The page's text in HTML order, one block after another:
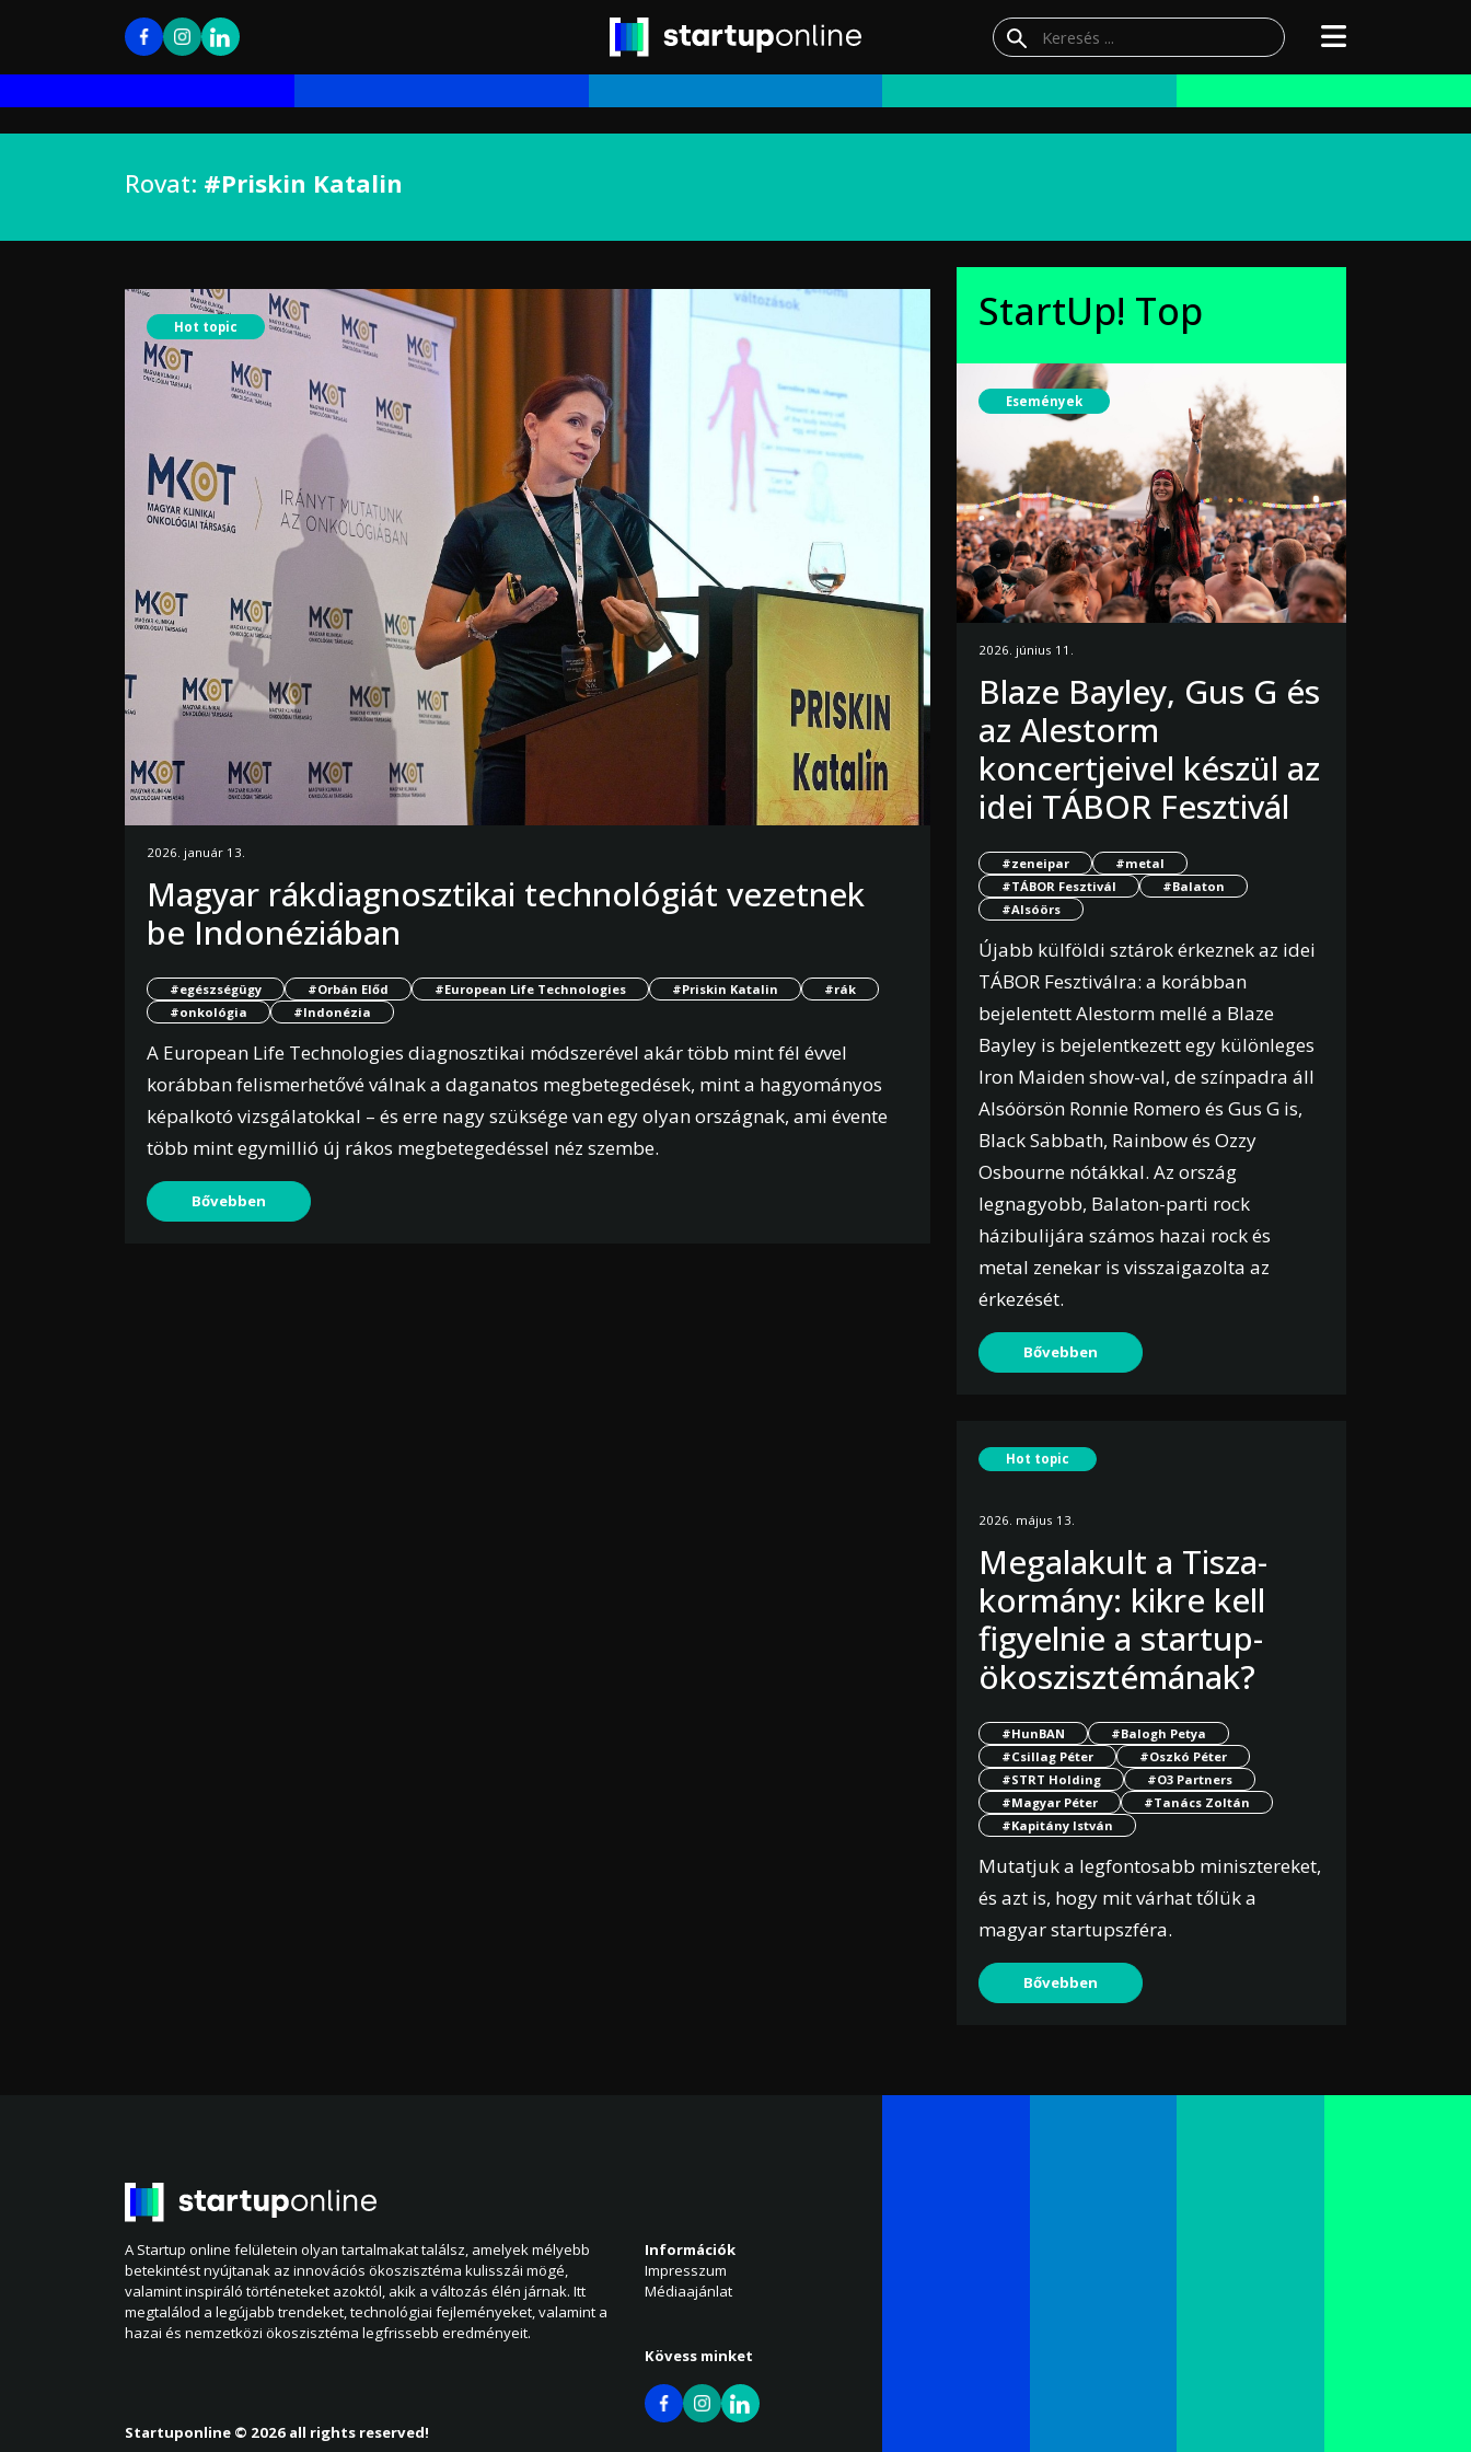
Rovat: #Priskin Katalin
Hot topic
2026. január 13.
Magyar rákdiagnosztikai technológiát vezetnek
be Indonéziában
#egészségügy #Orbán Előd #European Life Technologies #Priskin Katalin
#rák
#onkológia
#Indonézia
A European Life Technologies diagnosztikai módszerével akár több mint fél évvel
korábban felismerhetővé válnak a daganatos megbetegedések, mint a hagyományos
képalkotó vizsgálatokkal – és erre nagy szüksége van egy olyan országnak, ami évente
több mint egymillió új rákos megbetegedéssel néz szembe.
Bővebben
StartUp! Top
Események
2026. június 11.
Blaze Bayley, Gus G és
az Alestorm
koncertjeivel készül az
idei TÁBOR Fesztivál
#zeneipar
#metal
#TÁBOR Fesztivál
#Balaton
#Alsóörs
Újabb külföldi sztárok érkeznek az idei
TÁBOR Fesztiválra: a korábban
bejelentett Alestorm mellé a Blaze
Bayley is bejelentkezett egy különleges
Iron Maiden show-val, de színpadra áll
Alsóörsön Ronnie Romero és Gus G is,
Black Sabbath, Rainbow és Ozzy
Osbourne nótákkal. Az ország
legnagyobb, Balaton-parti rock
házibulijára számos hazai rock és
metal zenekar is visszaigazolta az
érkezését.
Bővebben
Hot topic
2026. május 13.
Megalakult a Tisza-
kormány: kikre kell
figyelnie a startup-
ökoszisztémának?
#HunBAN
#Balogh Petya
#Csillag Péter
#Oszkó Péter
#STRT Holding
#O3 Partners
#Magyar Péter
#Tanács Zoltán
#Kapitány István
Mutatjuk a legfontosabb minisztereket,
és azt is, hogy mit várhat tőlük a
magyar startupszféra.
Bővebben
A Startup online felületein olyan tartalmakat találsz, amelyek mélyebb
betekintést nyújtanak az innovációs ökoszisztéma kulisszái mögé,
valamint inspiráló történeteket azoktól, akik a változás élén járnak. Itt
megtalálod a legújabb trendeket, technológiai fejleményeket, valamint a
hazai és nemzetközi ökoszisztéma legfrissebb eredményeit.
Információk
Impresszum
Médiaajánlat
Kövess minket
Startuponline © 2026 all rights reserved!